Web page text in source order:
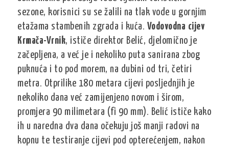
sezone, korisnici su se žalili na tlak vode u gornjim
etažama stambenih zgrada i kuća. Vodovodna cijev
Krmača-Vrnik, ističe direktor Belić, djelomično je
začepljena, a već je i nekoliko puta sanirana zbog
puknuća i to pod morem, na dubini od tri, četiri
metra. Otprilike 180 metara cijevi posljednjih je
nekoliko dana već zamijenjeno novom i širom,
promjera 90 milimetara (fi 90 mm). Belić ističe kako
ih u naredna dva dana očekuju još manji radovi na
kopnu te testiranje cijevi pod opterećenjem, nakon